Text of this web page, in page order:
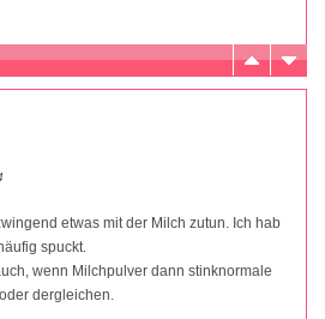
etwas mit der Milch zutun. Ich hab
spuckt.
wenn Milchpulver dann stinknormale
dergleichen.